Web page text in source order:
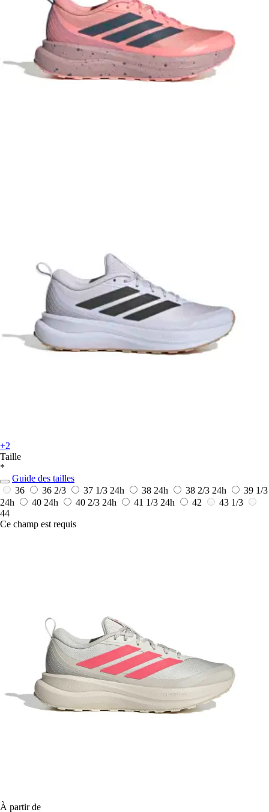
+2
Taille
*
Guide des tailles
36
36 2/3 37 1/3 24h 38 24h 38 2/3 24h
39 1/3
24h
40 24h 40 2/3 24h 41 1/3 24h 42
43 1/3
44
Ce champ est requis
À partir de